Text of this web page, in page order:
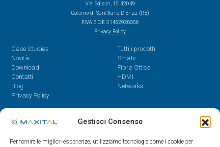
Gestisci Consenso
Per fornire le migliori esperienze, utilizziamo tecnologie come i cookie per
Via Edison, 15 42049
Calerno di Sant’Ilario D’Enza (RE)
P.IVA E C.F. 01452920356
Privacy Policy
Case Studies
Novità
Download
Contatti
Blog
Privacy Policy
Tutti i prodotti
Smatv
Fibra Ottica
HDMI
Networks
Contatti